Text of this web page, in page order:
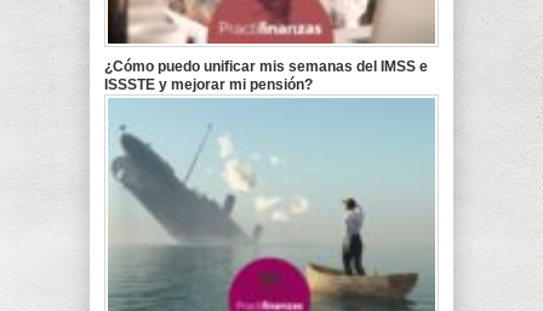
¿Cómo puedo unificar mis semanas del IMSS e
ISSSTE y mejorar mi pensión?